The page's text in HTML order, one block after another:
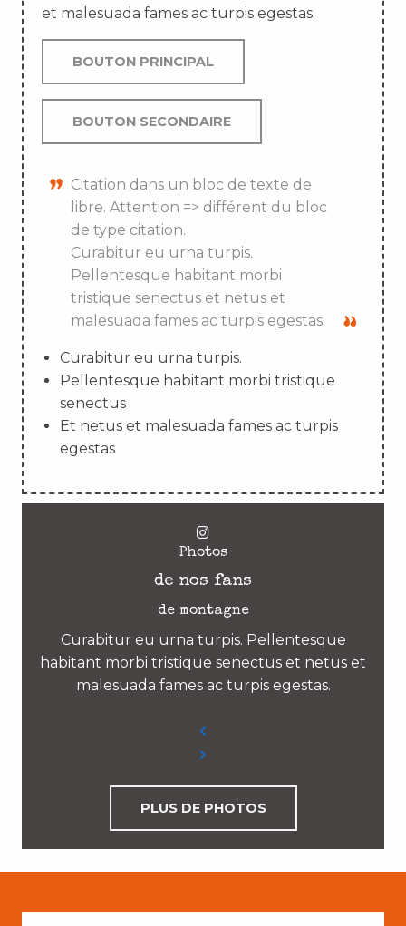
et malesuada fames ac turpis egestas.
BOUTON PRINCIPAL
BOUTON SECONDAIRE
Citation dans un bloc de texte de
libre. Attention => différent du bloc
de type citation.
Curabitur eu urna turpis.
Pellentesque habitant morbi
tristique senectus et netus et
malesuada fames ac turpis egestas.
Curabitur eu urna turpis.
Pellentesque habitant morbi tristique
senectus
Et netus et malesuada fames ac turpis
egestas
Photos
de nos fans
de montagne
Curabitur eu urna turpis. Pellentesque
habitant morbi tristique senectus et netus et
malesuada fames ac turpis egestas.
PLUS DE PHOTOS